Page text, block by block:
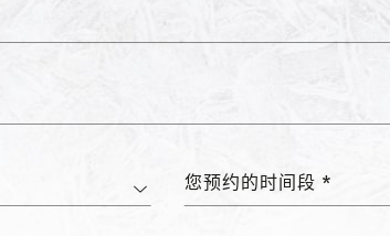
您预约的时间段 *